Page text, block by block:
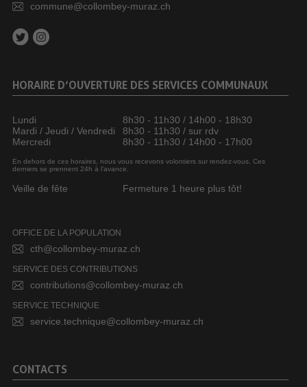
commune@collombey-muraz.ch
HORAIRE D’OUVERTURE DES SERVICES COMMUNAUX
Lundi
8h30 - 11h30 / 14h00 - 18h30
Mardi / Jeudi / Vendredi
8h30 - 11h30 / sur rdv
Mercredi
8h30 - 11h30 / 14h00 - 17h00
En dehors de ces horaires, nous vous recevons volontiers sur rendez-vous. Ces
derniers se prennent 24h à l’avance.
Veille de fête Fermeture 1 heure plus tôt!
OFFICE DE LA POPULATION
cth@collombey-muraz.ch
SERVICE DES CONTRIBUTIONS
contributions@collombey-muraz.ch
SERVICE TECHNIQUE
service.technique@collombey-muraz.ch
CONTACTS